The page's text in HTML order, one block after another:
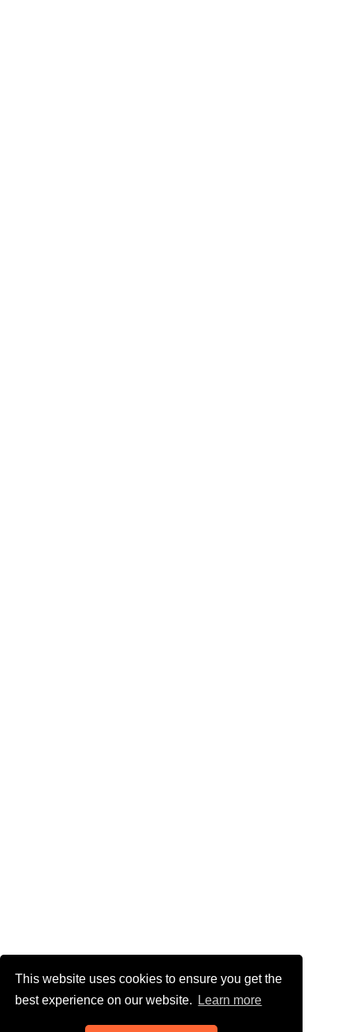
This website uses cookies to ensure you get the
best experience on our website.
Learn more